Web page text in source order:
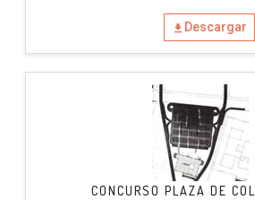
Descargar
CONCURSO PLAZA DE